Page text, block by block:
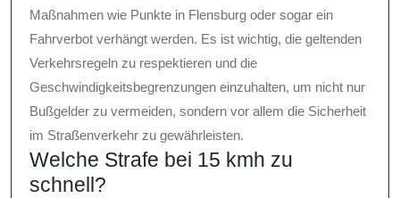
Maßnahmen wie Punkte in Flensburg oder sogar ein
Fahrverbot verhängt werden. Es ist wichtig, die geltenden
Verkehrsregeln zu respektieren und die
Geschwindigkeitsbegrenzungen einzuhalten, um nicht nur
Bußgelder zu vermeiden, sondern vor allem die Sicherheit
im Straßenverkehr zu gewährleisten.
Welche Strafe bei 15 kmh zu
schnell?